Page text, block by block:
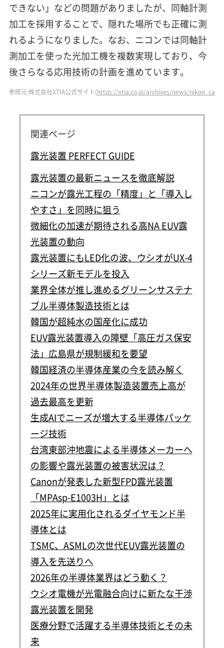
できない」などの問題がありましたが、同軸計測
加工を採用することで、隠れた場所でも正確に測
れるようになりました。なお、ニコンでは同軸計
測加工を使った光加工機を複数実現しており、今
後さらなる応用技術の計画を進めています。
参照元:株式会社XTIA公式サイト(https://xtia.co.jp/archives/news/
関連ページ
露光装置 PERFECT GUIDE
露光装置の最新ニュースを徹底解説
ニコンが露光工程の「精度」と「導入し
やすさ」を同時に狙う
微細化の加速が期待される高NA EUV露
光装置の動向
露光装置にもLED化の波、ウシオがUX-4
シリーズ新モデルを投入
業界全体が推し進めるグリーンサステナ
ブル半導体製造技術とは
韓国が超純水の国産化に成功
EUV露光装置導入の障壁「高圧ガス保安
法」広島県が規制緩和を要望
韓国経済の半導体産業の今を読み解く
2024年の世界半導体製造装置売上高が
過去最高を更新
生成AIでニーズが増大する半導体パッケ
ージ技術
台湾東部沖地震による半導体メーカーへ
の影響や露光装置の被害状況は？
Canonが発表した新型FPD露光装置
「MPAsp-E1003H」とは
2025年に実用化されるダイヤモンド半
導体とは
TSMC、ASMLの次世代EUV露光装置の
導入を先送りへ
2026年の半導体業界はどう動く？
ウシオ電機が光電融合向けに新たな干渉
露光装置を開発
医療分野で活躍する半導体技術とその未
来